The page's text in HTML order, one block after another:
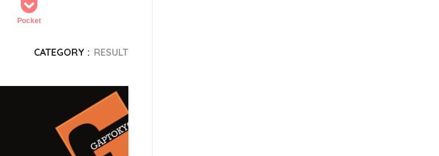
Pocket
CATEGORY : RESULT